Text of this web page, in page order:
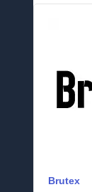
Brutex